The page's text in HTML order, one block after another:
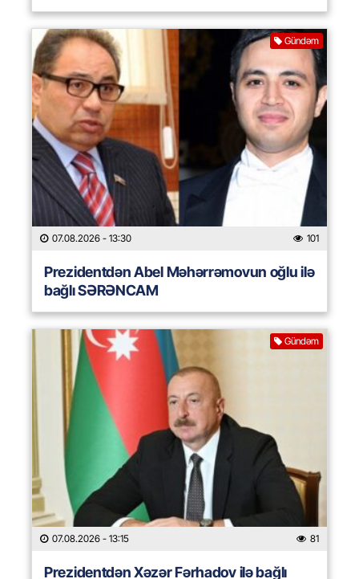
Gündəm
07.08.2026 - 13:30 101
Prezidentdən Abel Məhərrəmovun oğlu ilə
bağlı SƏRƏNCAM
Gündəm
07.08.2026 - 13:15 81
Prezidentdən Xəzər Fərhadov ilə bağlı